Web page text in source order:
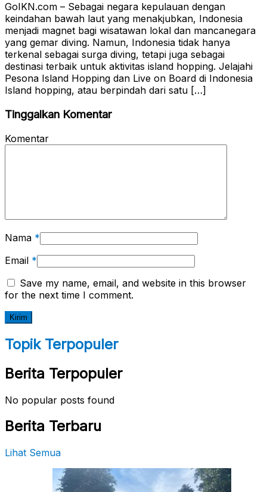
GoIKN.com – Sebagai negara kepulauan dengan
keindahan bawah laut yang menakjubkan, Indonesia
menjadi magnet bagi wisatawan lokal dan mancanegara
yang gemar diving. Namun, Indonesia tidak hanya
terkenal sebagai surga diving, tetapi juga sebagai
destinasi terbaik untuk aktivitas island hopping. Jelajahi
Pesona Island Hopping dan Live on Board di Indonesia
Island hopping, atau berpindah dari satu […]
Tinggalkan Komentar
Komentar
Nama *
Email *
Save my name, email, and website in this browser
for the next time I comment.
Topik Terpopuler
Berita Terpopuler
No popular posts found
Berita Terbaru
Lihat Semua